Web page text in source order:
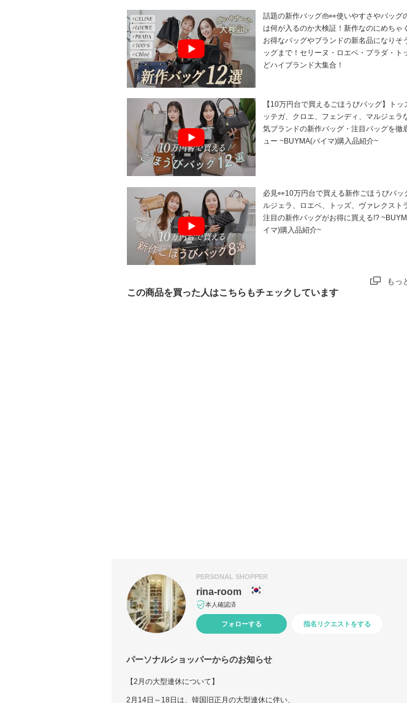
話題の新作バッグ👜👀使いやすさやバッグ
は何が入るのか大検証！新作なのにめちゃ
お得なバッグやブランドの新名品になりそ
ッグまで！セリーヌ・ロエベ・プラダ・ト
どハイブランド大集合！
【10万円台で買えるごほうびバッグ】トッ
ッテガ、クロエ、フェンディ、マルジェラ
気ブランドの新作バッグ・注目バッグを徹
ュー ~BUYMA(バイマ)購入品紹介~
必見👀10万円台で買える新作ごほうびバッ
ルジェラ、ロエベ、トッズ、ヴァレクスト
注目の新作バッグがお得に買える!?
イマ)購入品紹介~
もっ
この商品を買った人はこちらもチェックしています
PERSONAL SHOPPER
rina-room
本人確認済
フォローする 指名リクエストをする
パーソナルショッパーからのお知らせ
【2月の大型連休について】
2月14日～18日は、韓国旧正月の大型連休に伴い、